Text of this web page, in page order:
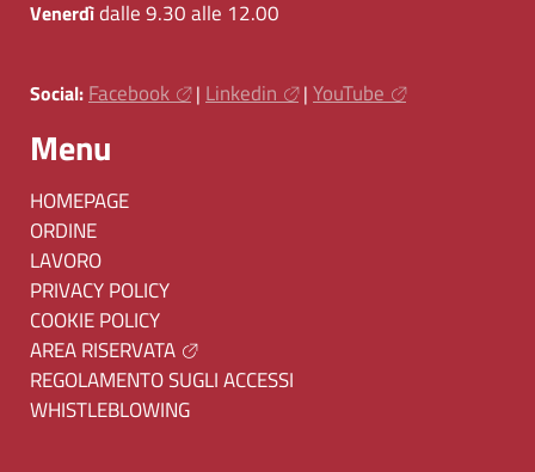
Venerdìdalle 9.30 alle 12.00
Social: Facebook | Linkedin | YouTube
Menu
HOMEPAGE
ORDINE
LAVORO
PRIVACY POLICY
COOKIE POLICY
AREA RISERVATA
REGOLAMENTO SUGLI ACCESSI
WHISTLEBLOWING